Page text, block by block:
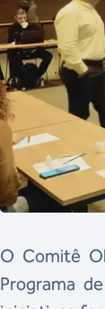
O Comitê
Programa